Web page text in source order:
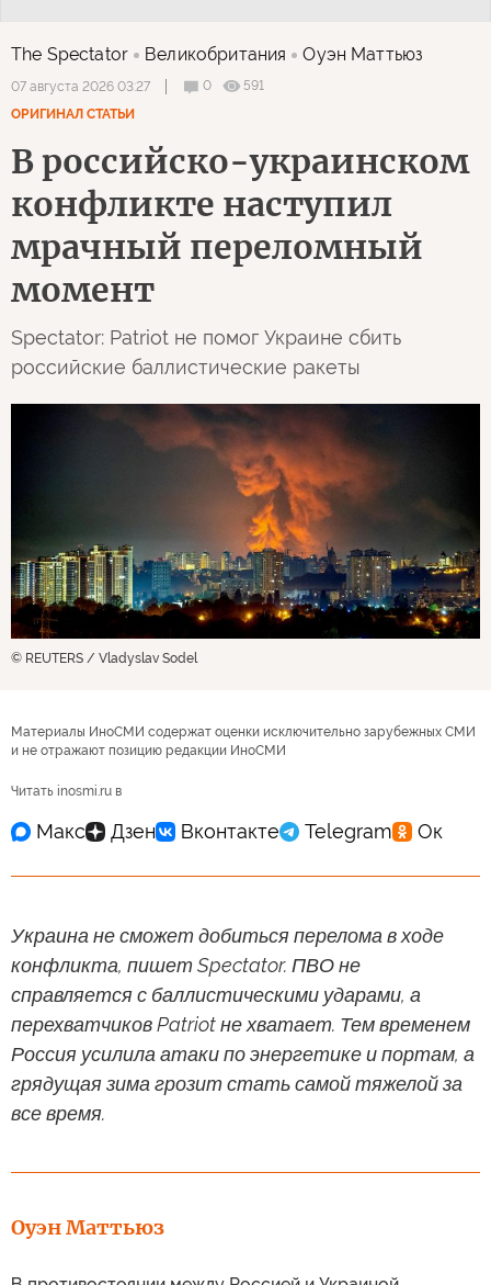
The Spectator Великобритания Оуэн Маттьюз
07 августа 2026 03:27 0
591
ОРИГИНАЛ СТАТЬИ
В российско-украинском
конфликте наступил
мрачный переломный
момент
Spectator: Patriot не помог Украине сбить
российские баллистические ракеты
© REUTERS / Vladyslav Sodel
Материалы ИноСМИ содержат оценки исключительно зарубежных СМИ
и не отражают позицию редакции ИноСМИ
Читать inosmi.ru в
Украина не сможет добиться перелома в ходе
конфликта, пишет Spectator. ПВО не
справляется с баллистическими ударами, а
перехватчиков Patriot не хватает. Тем временем
Россия усилила атаки по энергетике и портам, а
грядущая зима грозит стать самой тяжелой за
все время.
Оуэн Маттьюз